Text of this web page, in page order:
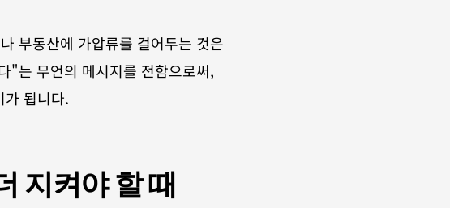
부동산에 가압류를 걸어두는 것은
"는 무언의 메시지를 전함으로써,
가 됩니다.
지켜야 할 때